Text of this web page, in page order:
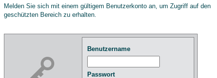
Melden Sie sich mit einem gültigem Benutzerkonto an, um Zugriff auf den
geschützten Bereich zu erhalten.
Benutzername
Passwort